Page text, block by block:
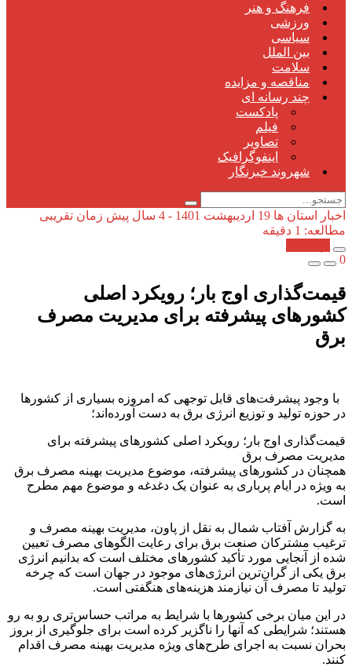
فرهنگ و هنر
ورزشی
سیاسی
بین الملل
سلامت
مناقصه و مزایده
چند رسانه ای
پادکست
فیلم
تصاویر
اینفوگرافیک
شهروند خبرنگار
اخبار استان ها 19 اردیبهشت 1401 - 4 سال پیش
زمان تقریبی
مطالعه: 1 دقیقه
0
قیمت‌گذاری اوج بار؛ رویكرد اصلی
كشورهای پیشرفته برای مدیریت مصرف
برق
با وجود پیشرفت‌های قابل توجهی که امروزه بسیاری از کشورها
در حوزه تولید و توزیع انرژی برق به دست آورده‌اند؛
قیمت‌گذاری اوج بار؛ رویكرد اصلی كشورهای پیشرفته برای
مدیریت مصرف برق
همچنان در کشورهای پیشرفته، موضوع مدیریت بهینه مصرف برق
به ویژه در ایام پرباری به عنوان یک دغدغه و موضوع مهم مطرح
است.
به گزارش آفتاب شمال به نقل از پاون، مدیریت بهینه مصرف و
ترغیب مشترکان صنعت برق برای رعایت الگوهای مصرف تعیین
شده از آنجایی مورد تأکید کشورهای مختلف است که بدانیم انرژی
برق یکی از گران‌ترین انرژی‌های موجود در جهان است که چرخه
تولید تا مصرف آن نیازمند هزینه‌های هنگفتی است.
در این میان برخی کشورها با شرایط به مراتب حساس‌تری رو به رو
هستند؛ شرایطی که آنها را ناگزیر کرده است برای جلوگیری از بروز
بحران نسبت به اجرای طرح‌های ویژه مدیریت بهینه مصرف اقدام
کنند.